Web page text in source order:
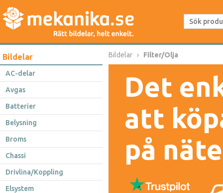
Bildelar
AC-delar
Avgas
Batterier
Belysning
Broms
Chassi
Drivlina/Koppling
Elsystem
Bildelar Filter/Olja
Det
att
på